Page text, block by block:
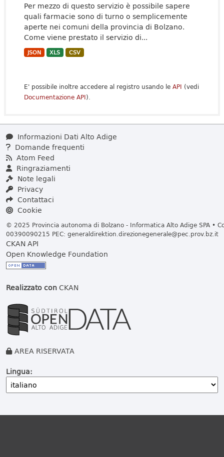
Per mezzo di questo servizio è possibile sapere
quali farmacie sono di turno o semplicemente
aperte nei comuni della provincia di Bolzano.
Come viene prestato il servizio di...
JSON XLS CSV
E' possibile inoltre accedere al registro usando le API (vedi
Documentazione API).
Informazioni Dati Alto Adige
Domande frequenti
Atom Feed
Ringraziamenti
Note legali
Privacy
Contattaci
Cookie
© 2025 Provincia autonoma di Bolzano - Informatica Alto Adige SPA •
00390090215 PEC: generaldirektion.direzionegenerale@pec.prov.bz.it
CKAN API
Open Knowledge Foundation
Realizzato conCKAN
AREA RISERVATA
Lingua